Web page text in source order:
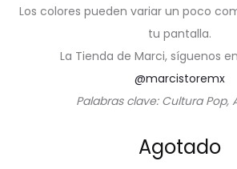
Los colores pueden variar un poco
tu pantalla.
La Tienda de Marci, síguenos
@marcistoremx
Palabras clave: Cultura Pop,
Agotado